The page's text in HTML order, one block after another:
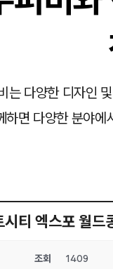
는 다양한 디자인
하면 다양한 분야
티 엑스포 월
조회 1409